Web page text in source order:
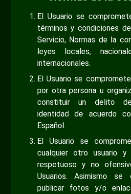
El Usuario se
términos y condiciones
Servicio, Normas de la
leyes locales,
internacionales.
El Usuario se
por otra persona u
constituir un delito
identidad de acuerdo
Español.
El Usuario se
cualquier otro usuario y
respetuoso y no
Usuarios. Asimismo
publicar fotos y/o